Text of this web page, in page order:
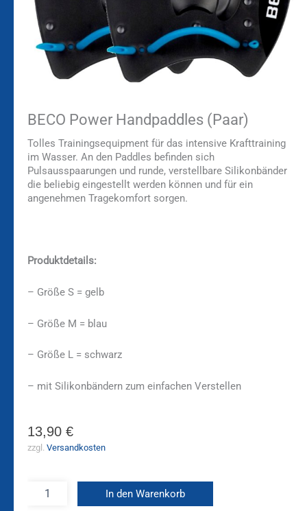
BECO Power Handpaddles (Paar)
Tolles Trainingsequipment für das intensive Krafttraining
im Wasser. An den Paddles befinden sich
Pulsausspaarungen und runde, verstellbare Silikonbänder
die beliebig eingestellt werden können und für ein
angenehmen Tragekomfort sorgen.
Produktdetails:
– Größe S = gelb
– Größe M = blau
– Größe L = schwarz
– mit Silikonbändern zum einfachen Verstellen
13,90 €
zzgl. Versandkosten
In den Warenkorb